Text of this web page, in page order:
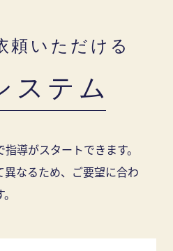
頼いただける
ステム
導がスタートできます。
なるため、ご要望に合わ